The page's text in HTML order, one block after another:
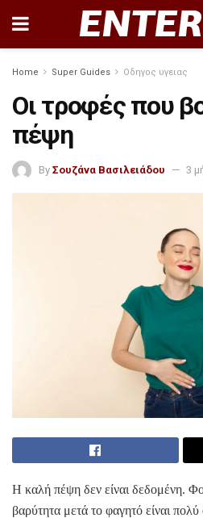
Home Super Guides Οδηγος υγειας
Οι τροφές που
πέψη
By Σουζάνα Βασιλειάδου 3
Η καλή πέψη δεν είναι δεδομένη.
βαρύτητα μετά το φαγητό είναι